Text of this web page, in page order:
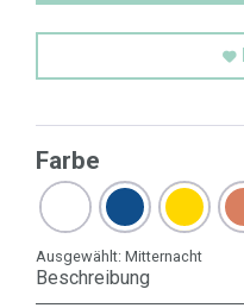
Farbe
Ausgewählt: Mitternacht
Beschreibung